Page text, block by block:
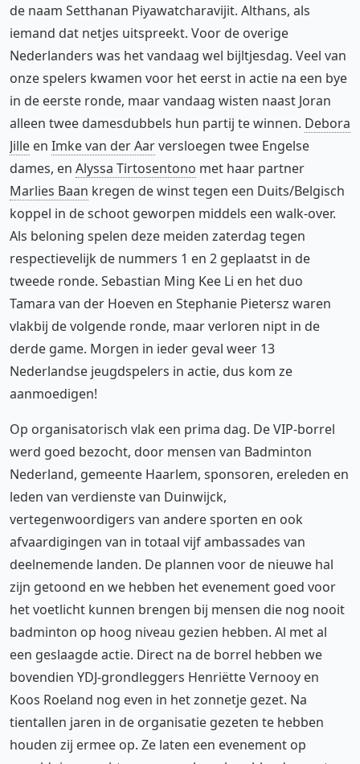
de naam Setthanan Piyawatcharavijit. Althans, als
iemand dat netjes uitspreekt. Voor de overige
Nederlanders was het vandaag wel bijltjesdag. Veel van
onze spelers kwamen voor het eerst in actie na een bye
in de eerste ronde, maar vandaag wisten naast Joran
alleen twee damesdubbels hun partij te winnen. Debora
Jille en Imke van der Aarversloegen twee Engelse
dames, en Alyssa Tirtosentono met haar partner
Marlies Baan kregen de winst tegen een Duits/Belgisch
koppel in de schoot geworpen middels een walk-over.
Als beloning spelen deze meiden zaterdag tegen
respectievelijk de nummers 1 en 2 geplaatst in de
tweede ronde. Sebastian Ming Kee Li en het duo
Tamara van der Hoeven en Stephanie Pietersz waren
vlakbij de volgende ronde, maar verloren nipt in de
derde game. Morgen in ieder geval weer 13
Nederlandse jeugdspelers in actie, dus kom ze
aanmoedigen!
Op organisatorisch vlak een prima dag. De VIP-borrel
werd goed bezocht, door mensen van Badminton
Nederland, gemeente Haarlem, sponsoren, ereleden en
leden van verdienste van Duinwijck,
vertegenwoordigers van andere sporten en ook
afvaardigingen van in totaal vijf ambassades van
deelnemende landen. De plannen voor de nieuwe hal
zijn getoond en we hebben het evenement goed voor
het voetlicht kunnen brengen bij mensen die nog nooit
badminton op hoog niveau gezien hebben. Al met al
een geslaagde actie. Direct na de borrel hebben we
bovendien YDJ-grondleggers Henriëtte Vernooy en
Koos Roeland nog even in het zonnetje gezet. Na
tientallen jaren in de organisatie gezeten te hebben
houden zij ermee op. Ze laten een evenement op